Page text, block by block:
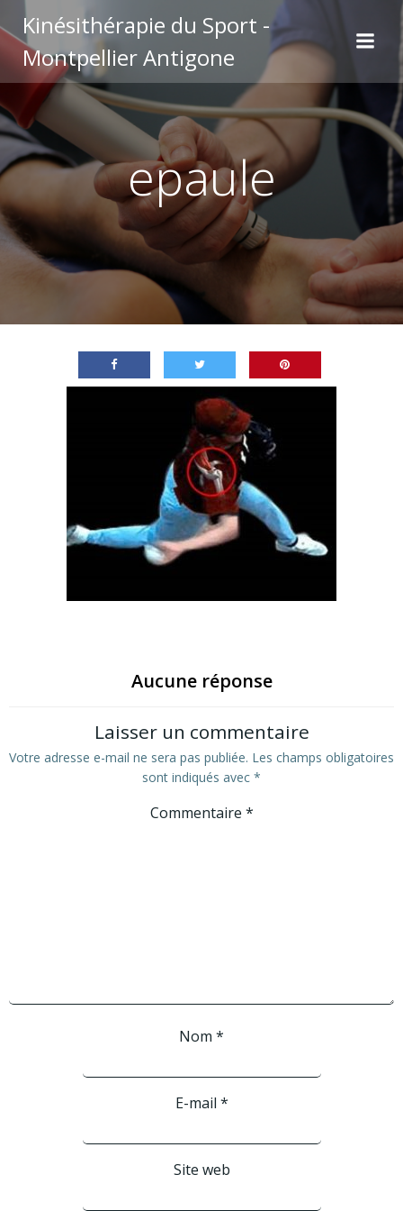
au
contenu
Kinésithérapie du Sport -
Montpellier Antigone
epaule
Aucune réponse
Laisser un commentaire
Votre adresse e-mail ne sera pas publiée. Les champs obligatoires
sont indiqués avec *
Commentaire *
Nom *
E-mail *
Site web